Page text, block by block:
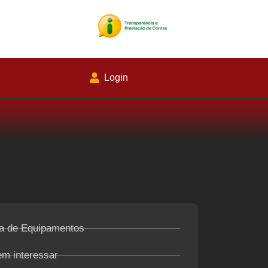
Login
de Equipamentos
interessar